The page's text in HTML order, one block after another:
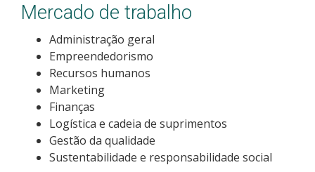
Cotas
Orientações para comprovação de cotas
Inscrições e acompanhamento
Orientações para Matrícula
Estatísticas dos Processos Seletivos
Mercado de trabalho
Administração geral
Empreendedorismo
Recursos humanos
Marketing
Finanças
Logística e cadeia de suprimentos
Gestão da qualidade
Sustentabilidade e responsabilidade social